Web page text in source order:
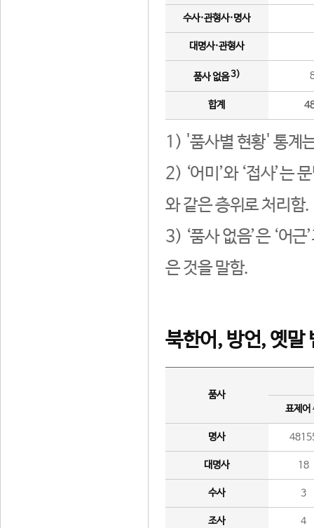
수사·관형사·명사
대명사·관형사
품사 없음3)
합계
1) '품사별 현황' 통계
2) ‘어미’와 ‘접사’는
와 같은 층위로 처리함.
3) ‘품사 없음’은 ‘어
은 것을 말함.
북한어, 방언, 옛말
품사
표제어
명사
대명사 18
수사 3
조사 4